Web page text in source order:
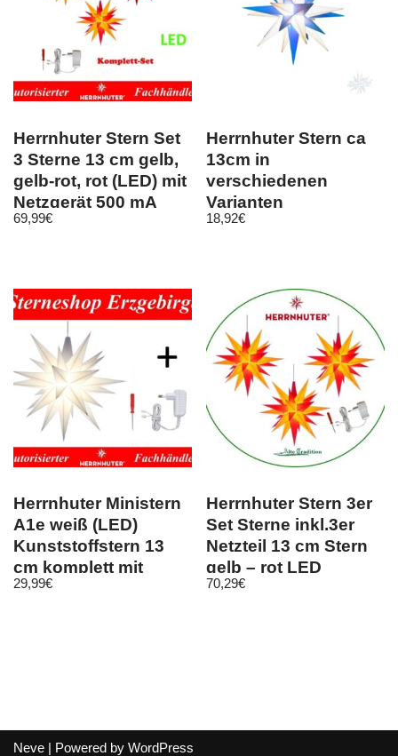
Herrnhuter Stern Set
3 Sterne 13 cm gelb,
gelb-rot, rot (LED) mit
Netzgerät 500 mA
69,99€
Herrnhuter Stern ca
13cm in
verschiedenen
Varianten
18,92€
Herrnhuter Ministern
A1e weiß (LED)
Kunststoffstern 13
cm komplett mit
Netzgerät
29,99€
Herrnhuter Stern 3er
Set Sterne inkl.3er
Netzteil 13 cm Stern
gelb – rot LED
Komplett
70,29€
Neve | Powered by WordPress